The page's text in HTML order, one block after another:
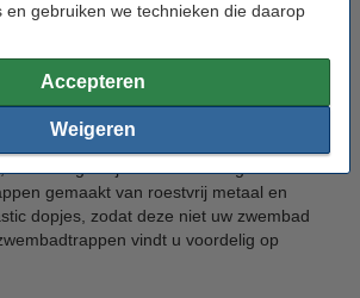
en gebruiken we technieken die daarop
Accepteren
Weigeren
vragen
is het beste?
trap van goede kwaliteit? Ga dan
van Bestway. Deze trappen zijn voorzien
gemaakt van roestvrij metaal en
dopjes, zodat deze niet uw zwembad
vindt u voordelig op